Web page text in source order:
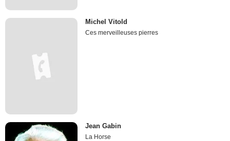
Michel Vitold
Ces merveilleuses pierres
Jean Gabin
La Horse